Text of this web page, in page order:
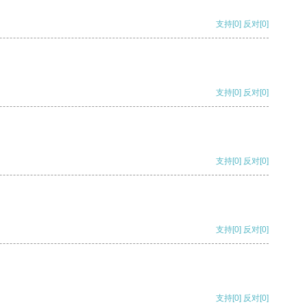
支持[0] 反对[0]
支持[0] 反对[0]
支持[0] 反对[0]
支持[0] 反对[0]
支持[0] 反对[0]